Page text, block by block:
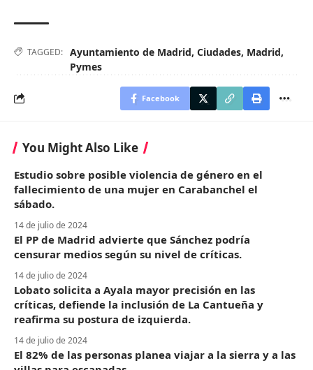
TAGGED: Ayuntamiento de Madrid, Ciudades, Madrid,
Pymes
Facebook
You Might Also Like
Estudio sobre posible violencia de género en el
fallecimiento de una mujer en Carabanchel el
sábado.
14 de julio de 2024
El PP de Madrid advierte que Sánchez podría
censurar medios según su nivel de críticas.
14 de julio de 2024
Lobato solicita a Ayala mayor precisión en las
críticas, defiende la inclusión de La Cantueña y
reafirma su postura de izquierda.
14 de julio de 2024
El 82% de las personas planea viajar a la sierra y a las